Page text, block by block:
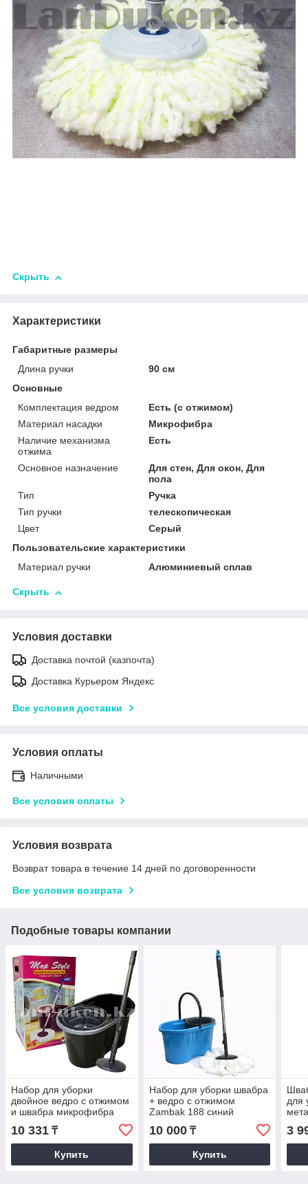
Скрыть
Характеристики
Габаритные размеры
Длина ручки
90 см
Основные
Комплектация ведром
Есть (с отжимом)
Материал насадки
Микрофибра
Наличие механизма
отжима
Есть
Основное назначение
Для стен, Для окон, Для
пола
Тип
Ручка
Тип ручки
телескопическая
Цвет
Серый
Пользовательские характеристики
Материал ручки
Алюминиевый сплав
Скрыть
Условия доставки
Доставка почтой (казпочта)
Доставка Курьером Яндекс
Все условия доставки
Условия оплаты
Наличными
Все условия оплаты
Условия возврата
Возврат товара в течение 14 дней по договоренности
Все условия возврата
Подобные товары компании
Набор для уборки
двойное ведро с отжимом
и швабра микрофибра
10 331 ₸
Купить
Набор для уборки швабра
+ ведро с отжимом
Zambak 188 синий
10 000₸
Купить
для
3